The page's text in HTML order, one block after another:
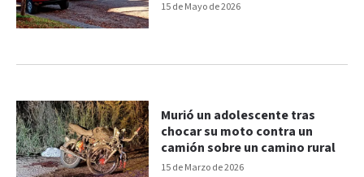
15 de Mayo de 2026
15 de Marzo de 2026
Murió un adolescente tras
chocar su moto contra un
camión sobre un camino rural